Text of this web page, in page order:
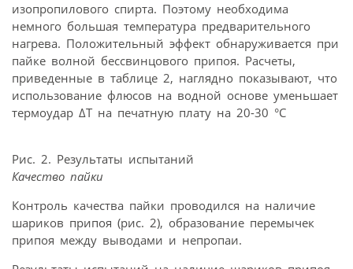
изопропилового спирта. Поэтому необходима
немного большая температура предварительного
нагрева. Положительный эффект обнаруживается при
пайке волной бессвинцового припоя. Расчеты,
приведенные в таблице 2, наглядно показывают, что
использование флюсов на водной основе уменьшает
термоудар ΔΤ на печатную плату на 20-30 °С
Рис. 2. Результаты испытаний
Качество пайки
Контроль качества пайки проводился на наличие
шариков припоя (рис. 2), образование перемычек
припоя между выводами и непропаи.